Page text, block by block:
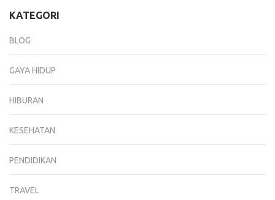
KATEGORI
BLOG
GAYA HIDUP
HIBURAN
KESEHATAN
PENDIDIKAN
TRAVEL